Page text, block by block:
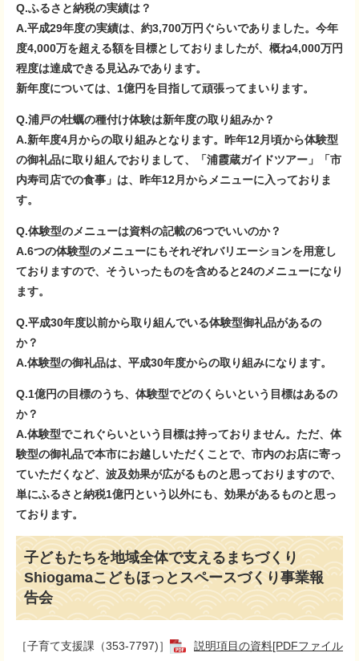
Q.ふるさと納税の実績は？
A.平成29年度の実績は、約3,700万円ぐらいでありました。今年
度4,000万を超える額を目標としておりましたが、概ね4,000万円
程度は達成できる見込みであります。
新年度については、1億円を目指して頑張ってまいります。
Q.浦戸の牡蠣の種付け体験は新年度の取り組みか？
A.新年度4月からの取り組みとなります。昨年12月頃から体験型
の御礼品に取り組んでおりまして、「浦霞蔵ガイドツアー」「市
内寿司店での食事」は、昨年12月からメニューに入っておりま
す。
Q.体験型のメニューは資料の記載の6つでいいのか？
A.6つの体験型のメニューにもそれぞれバリエーションを用意し
ておりますので、そういったものを含めると24のメニューになり
ます。
Q.平成30年度以前から取り組んでいる体験型御礼品があるの
か？
A.体験型の御礼品は、平成30年度からの取り組みになります。
Q.1億円の目標のうち、体験型でどのくらいという目標はあるの
か？
A.体験型でこれぐらいという目標は持っておりません。ただ、体
験型の御礼品で本市にお越しいただくことで、市内のお店に寄っ
ていただくなど、波及効果が広がるものと思っておりますので、
単にふるさと納税1億円という以外にも、効果があるものと思っ
ております。
子どもたちを地域全体で支えるまちづくり
Shiogamaこどもほっとスペースづくり事業報
告会
［子育て支援課（353-7797)］
説明項目の資料[PDFファイル